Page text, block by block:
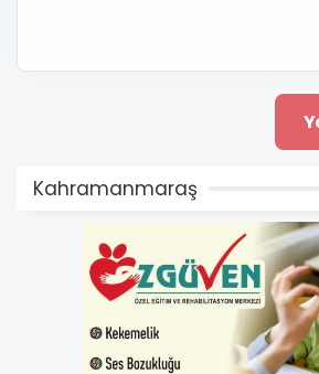
Kahramanmaraş